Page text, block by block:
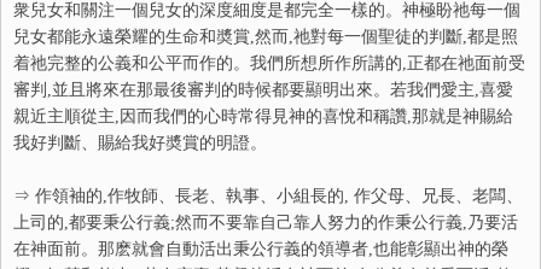
衆兒女和關注一個兒女的深度細度是都完全一樣的。神極盼祂每一個
兒女都能永遠榮耀的生命和奬賞,然而,祂對每一個聖徒的判斷,都是照
着祂完整的公義和公平而作的。我們所想所作所講的,正都在祂面前受
審判,並且將來在那最後審判的時候都要顯明出來。若我們愛主,喜愛
親近主順從主,因而我們的心時常得見神的喜悅和稱讚,那就是神賜給
我好判斷、賜給我好奬賞的明證。
⇒ 作領袖的,作牧師、長老、執事、小組長的, 作父母、兄長、老闆、
上司的,都要秉公行義;然而不要靠自己靠人努力的作秉公行義,乃要活
在神面前。那麽就會自動活出秉公行義的領導者,也能彰顯出神的榮